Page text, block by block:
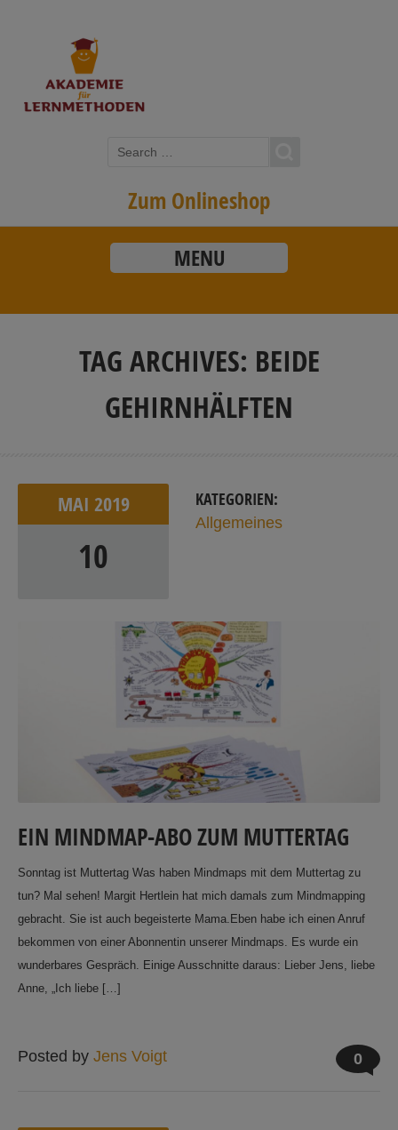
Zum Onlineshop
MENU
TAG ARCHIVES: BEIDE
GEHIRNHÄLFTEN
MAI 2019
10
KATEGORIEN:
Allgemeines
EIN MINDMAP-ABO ZUM MUTTERTAG
Sonntag ist Muttertag Was haben Mindmaps mit dem Muttertag zu
tun? Mal sehen! Margit Hertlein hat mich damals zum Mindmapping
gebracht. Sie ist auch begeisterte Mama.Eben habe ich einen Anruf
bekommen von einer Abonnentin unserer Mindmaps. Es wurde ein
wunderbares Gespräch. Einige Ausschnitte daraus: Lieber Jens, liebe
Anne, „Ich liebe […]
Posted by Jens Voigt 0